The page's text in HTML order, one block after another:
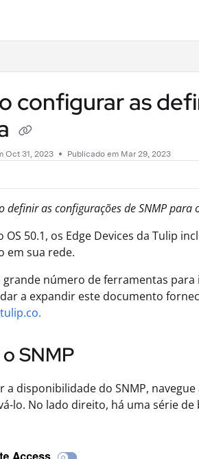
configurar as
Oct 31, 2023 Publicado em Mar 29, 2023
definir as configurações de SNMP para
OS 50.1, os Edge Devices da Tulip
em sua rede.
grande número de ferramentas
a expandir este documento
SNMP
a disponibilidade do SNMP,
lo. No lado direito, há uma série